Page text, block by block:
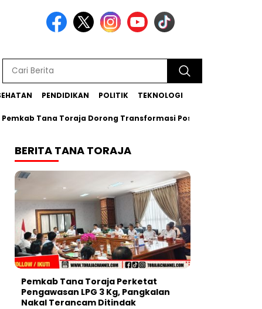
PENDIDIKAN POLITIK TEKNOLOGI
Tana Toraja Dorong Transformasi Posyandu Era Baru
BERITA TANA TORAJA
Pemkab Tana Toraja Perketat
Pengawasan LPG 3 Kg, Pangkalan
Nakal Terancam Ditindak